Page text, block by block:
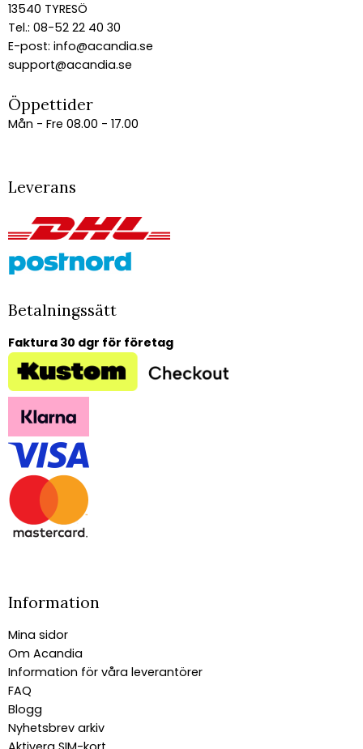
13540 TYRESÖ
Tel.: 08-52 22 40 30
E-post: info@acandia.se
support@acandia.se
Öppettider
Mån - Fre 08.00 - 17.00
Leverans
Betalningssätt
Faktura 30 dgr för företag
Information
Mina sidor
Om Acandia
Information för våra leverantörer
FAQ
Blogg
Nyhetsbrev arkiv